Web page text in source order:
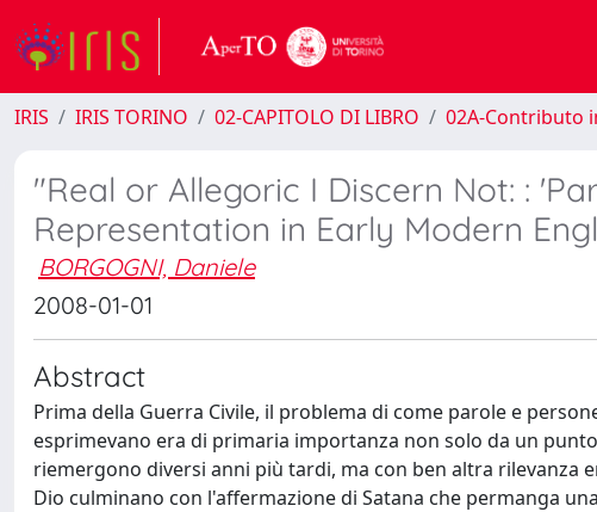
IRIS IRIS TORINO 02-CAPITOLO DI LIBRO 02A-Contributo
"Real or Allegoric I Discern Not: :
Representation in Early Modern
BORGOGNI, Daniele
2008-01-01
Abstract
Prima della Guerra Civile, il problema di come parole e
esprimevano era di primaria importanza non solo da un
riemergono diversi anni più tardi, ma con ben altra rilevanza
Dio culminano con l'affermazione di Satana che permanga